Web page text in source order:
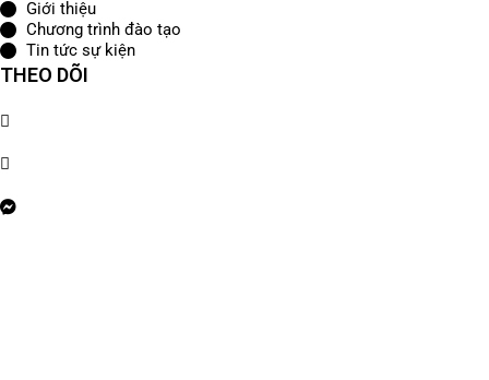
Giới thiệu
Chương trình đào tạo
Tin tức sự kiện
THEO DÕI